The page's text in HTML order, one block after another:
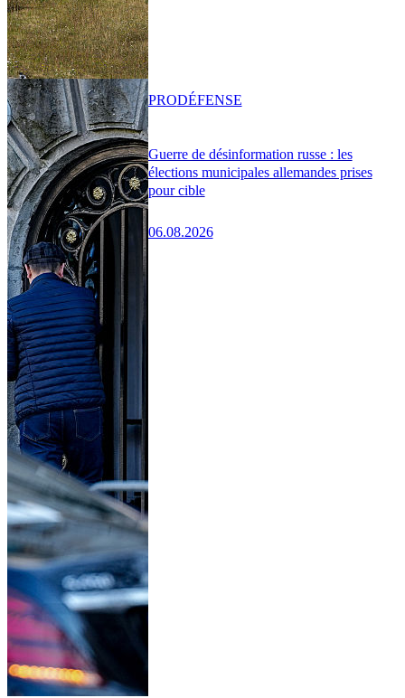
Guerre de désinformation russe : les
élections municipales allemandes prises
pour cible
06.08.2026
PRODÉFENSE